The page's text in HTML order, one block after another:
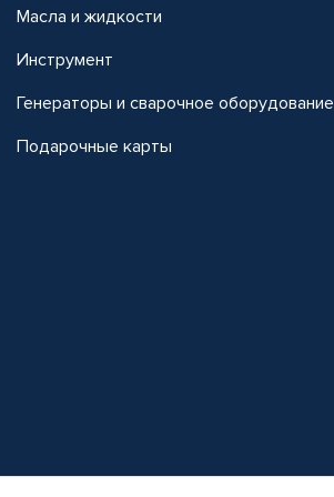
Масла и жидкости
Инструмент
Генераторы и сварочное оборудование
Подарочные карты